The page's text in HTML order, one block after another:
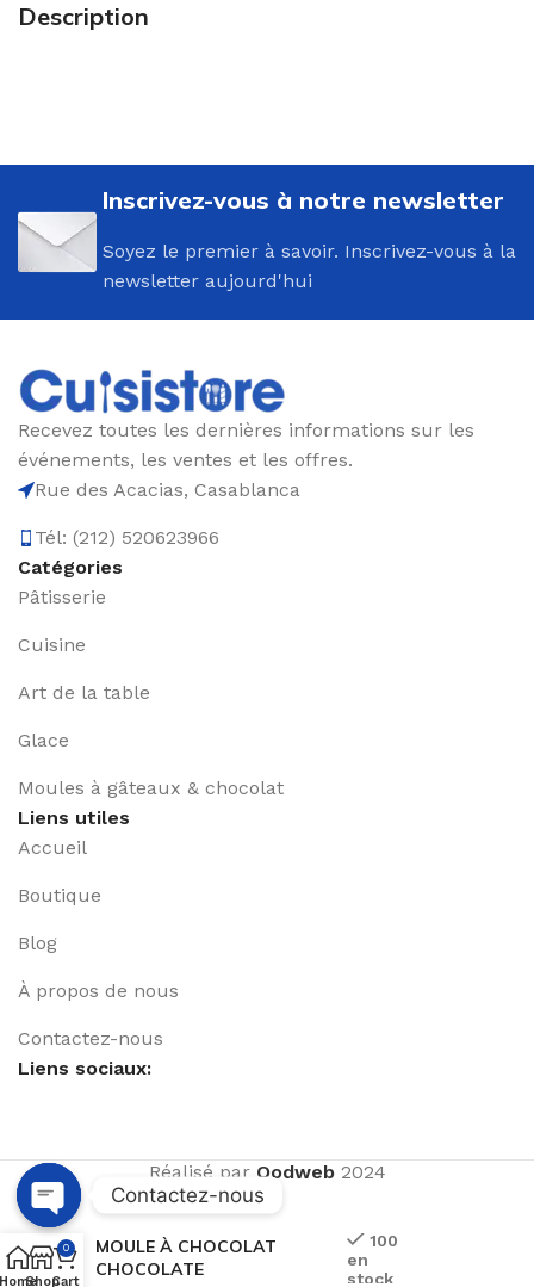
Description
Inscrivez-vous à notre newsletter
Soyez le premier à savoir. Inscrivez-vous à la
newsletter aujourd'hui
Recevez toutes les dernières informations sur les
événements, les ventes et les offres.
Rue des Acacias, Casablanca
Tél: (212) 520623966
Catégories
Pâtisserie
Cuisine
Art de la table
Glace
Moules à gâteaux & chocolat
Liens utiles
Accueil
Boutique
Blog
À propos de nous
Contactez-nous
Liens sociaux:
Réalisé par Qodweb2024
MOULE À CHOCOLAT
CHOCOLATE
100
en
stock
HomeShop
0
Cart
Contactez-nous
Open
chaty